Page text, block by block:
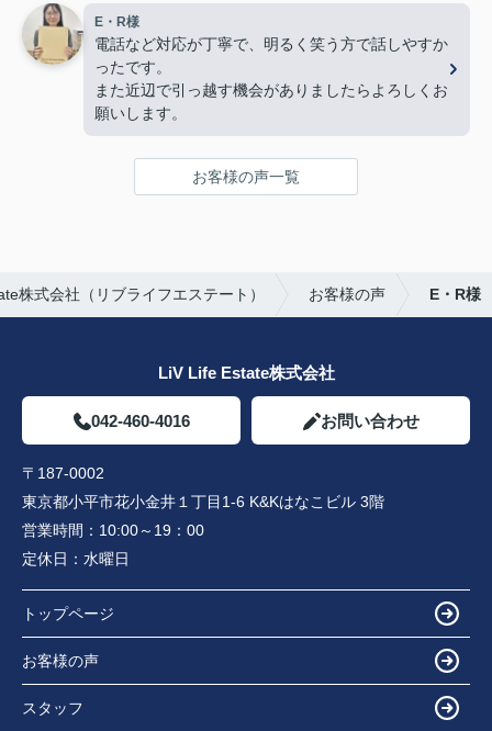
E・R様
電話など対応が丁寧で、明るく笑う方で話しやすか
ったです。
また近辺で引っ越す機会がありましたらよろしくお
願いします。
お客様の声一覧
株式会社（リブライフエステート） お客様の声 E・R様
LiV Life Estate株式会社
042-460-4016 お問い合わせ
〒187-0002
東京都小平市花小金井１丁目1-6 K&Kはなこビル 3階
営業時間： 10:00～19：00
定休日： 水曜日
トップページ
お客様の声
スタッフ